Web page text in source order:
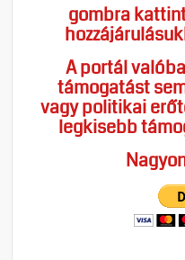
gombra
A portál
támogatást
vagy politikai
legkisebb